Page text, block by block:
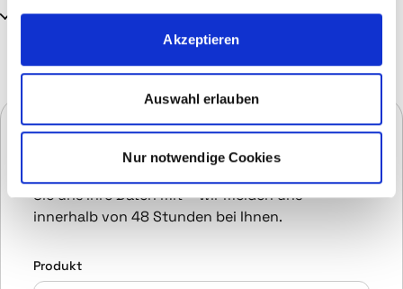
Akzeptieren
Auswahl erlauben
Nur notwendige Cookies
Ausfallsicher gegenüber mobilem Internet
Jetzt unverbindliche Anfrage stellen
Sie uns Ihre Daten mit – wir melden uns
innerhalb von 48 Stunden bei Ihnen.
Produkt